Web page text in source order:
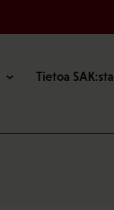
Tietoa SAK:sta